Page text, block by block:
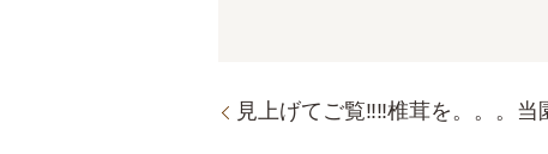
見上げてご覧‼‼椎茸を。。。当